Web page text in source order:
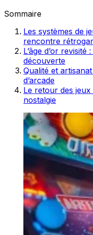
Sommaire
Les systèmes de
rencontre
L’âge d’or
découverte
Qualité et
d’arcade
Le retour des jeux
nostalgie